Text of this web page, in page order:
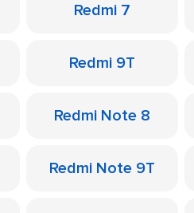
Redmi 7
Redmi 9T
Redmi Note 8
Redmi Note 9T